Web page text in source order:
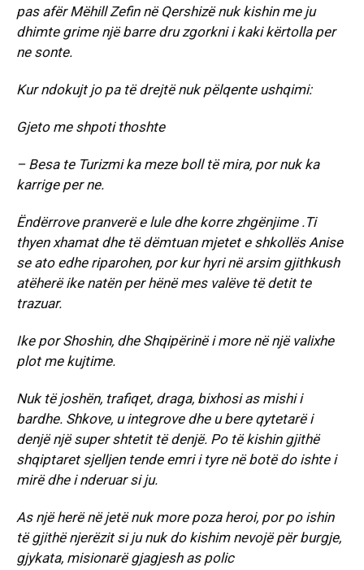
pas afër Mëhill Zefin në Qershizë nuk kishin me ju
dhimte grime një barre dru zgorkni i kaki kërtolla per
ne sonte.
Kur ndokujt jo pa të drejtë nuk pëlqente ushqimi:
Gjeto me shpoti thoshte
– Besa te Turizmi ka meze boll të mira, por nuk ka
karrige per ne.
Ëndërrove pranverë e lule dhe korre zhgënjime .Ti
thyen xhamat dhe të dëmtuan mjetet e shkollës Anise
se ato edhe riparohen, por kur hyri në arsim gjithkush
atëherë ike natën per hënë mes valëve të detit te
trazuar.
Ike por Shoshin, dhe Shqipërinë i more në një valixhe
plot me kujtime.
Nuk të joshën, trafiqet, draga, bixhosi as mishi i
bardhe. Shkove, u integrove dhe u bere qytetarë i
denjë një super shtetit të denjë. Po të kishin gjithë
shqiptaret sjelljen tende emri i tyre në botë do ishte i
mirë dhe i nderuar si ju.
As një herë në jetë nuk more poza heroi, por po ishin
të gjithë njerëzit si ju nuk do kishim nevojë për burgje,
gjykata, misionarë gjagjesh as polic